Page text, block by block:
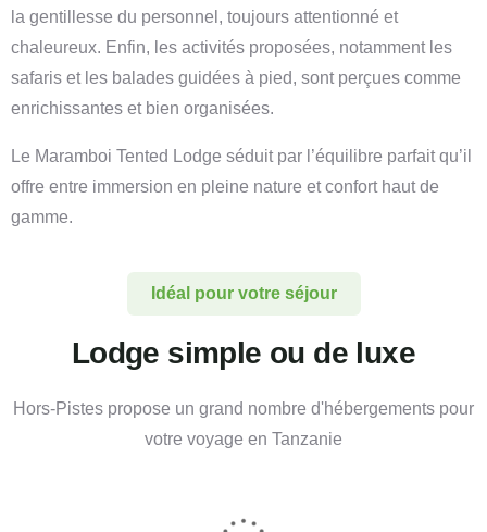
la gentillesse du personnel, toujours attentionné et
chaleureux. Enfin, les activités proposées, notamment les
safaris et les balades guidées à pied, sont perçues comme
enrichissantes et bien organisées.
Le Maramboi Tented Lodge séduit par l’équilibre parfait qu’il
offre entre immersion en pleine nature et confort haut de
gamme.
Idéal pour votre séjour
Lodge simple ou de luxe
Hors-Pistes propose un grand nombre d'hébergements pour
votre voyage en Tanzanie
Nord de la Tanzanie,